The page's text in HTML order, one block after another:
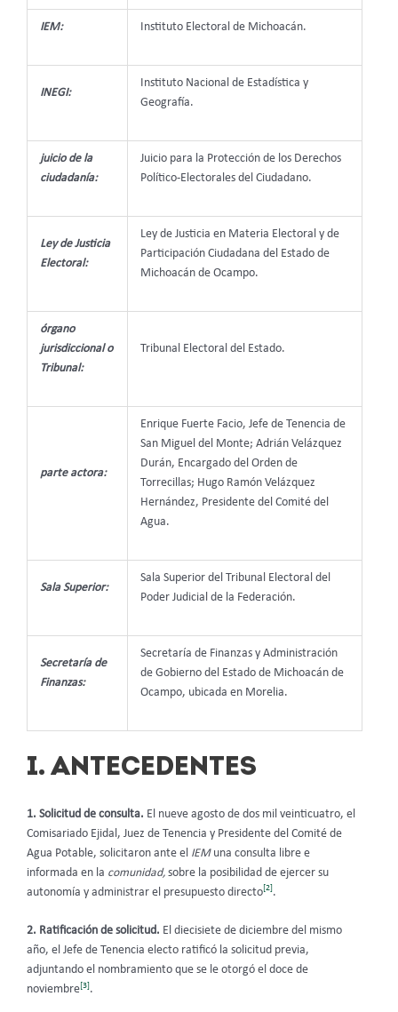
IEM: Instituto Electoral de Michoacán.
INEGI:
Instituto Nacional de Estadística y
Geografía.
juicio de la
ciudadanía:
Juicio para la Protección de los Derechos
Político-Electorales del Ciudadano.
Ley de Justicia
Electoral:
Ley de Justicia en Materia Electoral y de
Participación Ciudadana del Estado de
Michoacán de Ocampo.
órgano
jurisdiccional o
Tribunal:
Tribunal Electoral del Estado.
parte actora:
Enrique Fuerte Facio, Jefe de Tenencia de
San Miguel del Monte; Adrián Velázquez
Durán, Encargado del Orden de
Torrecillas; Hugo Ramón Velázquez
Hernández, Presidente del Comité del
Agua.
Sala Superior:
Sala Superior del Tribunal Electoral del
Poder Judicial de la Federación.
Secretaría de
Finanzas:
Secretaría de Finanzas y Administración
de Gobierno del Estado de Michoacán de
Ocampo, ubicada en Morelia.
I. ANTECEDENTES
1. Solicitud de consulta. El nueve agosto de dos mil veinticuatro, el
Comisariado Ejidal, Juez de Tenencia y Presidente del Comité de
Agua Potable, solicitaron ante el IEM una consulta libre e
informada en la comunidad, sobre la posibilidad de ejercer su
autonomía y administrar el presupuesto directo [2] .
2. Ratificación de solicitud. El diecisiete de diciembre del mismo
año, el Jefe de Tenencia electo ratificó la solicitud previa,
adjuntando el nombramiento que se le otorgó el doce de
noviembre[3].